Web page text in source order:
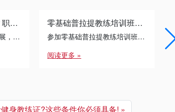
健身教练培训怎么选？职业发展的避坑指南
随着大健康产业的蓬勃发展，健身教练培训已成为许多转行者与运动爱好者的首选路径。面对琳琅满目的课程体系，如何通过 […]
零基础普拉提教练培训班的学习过程中，如何平衡学习和生活?
参加零基础普拉提教练培训班是一个充满挑战的过程，如何在紧张的学习中保持生活平衡至关重要。以下是上海锐星健身给大家给出的几个实用建议：
阅读更多 »
身教练证?这些条件你必须具备!